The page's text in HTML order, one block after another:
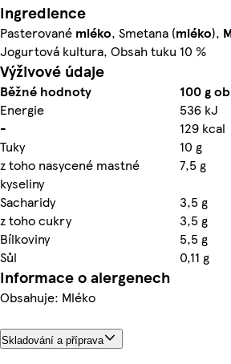
Ingredience
Pasterované mléko, Smetana (mléko),
Jogurtová kultura, Obsah tuku 10 %
Výživové údaje
Běžné hodnoty
100 g
Energie
536 kJ
-
129 kcal
Tuky
10 g
z toho nasycené mastné
kyseliny
7,5 g
Sacharidy
3,5 g
z toho cukry
3,5 g
Bílkoviny
5,5 g
Sůl
0,11 g
Informace o alergenech
Obsahuje: Mléko
Skladování a příprava